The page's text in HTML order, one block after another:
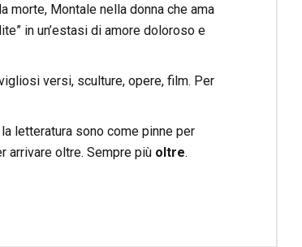
morte, Montale nella donna che ama
in un’estasi di amore doloroso e
versi, sculture, opere, film. Per
letteratura sono come pinne per
arrivare oltre. Sempre più oltre.